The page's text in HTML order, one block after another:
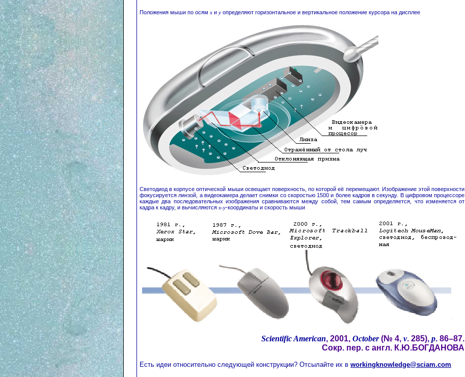
Положения мыши по осям х и у определяют горизонтальное и вертикальное положение курсора на дисплее
Светодиод в корпусе оптической мыши освещает поверхность, по которой её перемещают. Изображение этой поверхности
фокусируется линзой, а видеокамера делает снимки со скоростью 1500 и более кадров в секунду. В цифровом процессоре
каждые два последовательных изображения сравниваются между собой, тем самым определяется, что изменяется от
кадра к кадру, и вычисляются х-у-координаты и скорость мыши
Scientific American, 2001, October(№ 4, v. 285), p. 86–87.
Сокр. пер. с англ. К.Ю.БОГДАНОВА
Есть идеи относительно следующей конструкции? Отсылайте их в workingknowledge@sciam.com